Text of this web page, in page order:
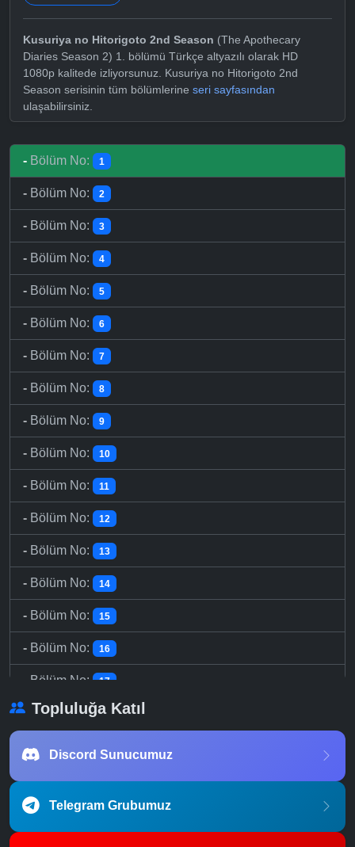
Kusuriya no Hitorigoto 2nd Season (The Apothecary
Diaries Season 2) 1. bölümü Türkçe altyazılı olarak HD
1080p kalitede izliyorsunuz. Kusuriya no Hitorigoto 2nd
Season serisinin tüm bölümlerine seri sayfasından
ulaşabilirsiniz.
- Bölüm No: 1
- Bölüm No: 2
- Bölüm No: 3
- Bölüm No: 4
- Bölüm No: 5
- Bölüm No: 6
- Bölüm No: 7
- Bölüm No: 8
- Bölüm No: 9
- Bölüm No: 10
- Bölüm No: 11
- Bölüm No: 12
- Bölüm No: 13
- Bölüm No: 14
- Bölüm No: 15
- Bölüm No: 16
Bölüm No: 17
- Bölüm No: 18
-Bölüm No:
-Bölüm No: 21
Topluluğa Katıl
Discord Sunucumuz
Telegram Grubumuz